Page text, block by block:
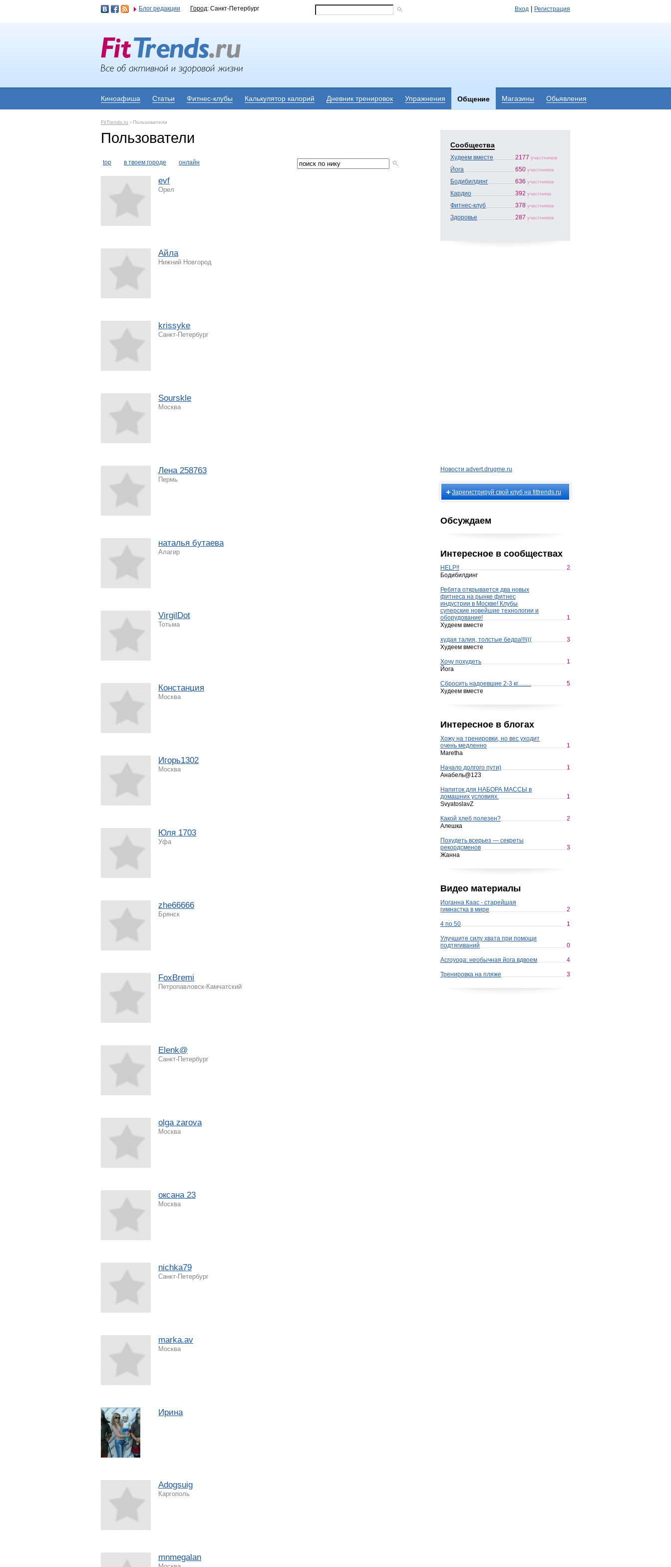
Блог редакции Город: Санкт-Петербург Вход Регистрация
Киноафиша Статьи Фитнес-клубы Калькулятор калорий Дневник тренировок Упражнения Общение Магазины Обьявления
FitTrends.ru › Пользователи
Пользователи
top в твоем городе онлайн
evf
Орел
Айла
Нижний Новгород
krissyke
Санкт-Петербург
Sourskle
Москва
Лена 258763
Пермь
наталья бутаева
Алагир
VirgilDot
Тотьма
Констанция
Москва
Игорь1302
Москва
Юля 1703
Уфа
zhe66666
Брянск
FoxBremi
Петропавловск-Камчатский
Elenk@
Санкт-Петербург
olga zarova
Москва
оксана 23
Москва
nichka79
Санкт-Петербург
marka.av
Москва
Ирина
Adogsuig
Каргополь
mnmegalan
Сообщества
Худеем вместе 2177 участников
Йога 650 участников
Бодибилдинг 636 участников
Кардио 392 участника
Фитнес-клуб 378 участников
Здоровье 287 участников
Новости advert.drugme.ru
Зарегистрируй свой клуб на fittrends.ru
Обсуждаем
Интересное в сообществах
HELP!!
2
Бодибилдинг
Ребята открывается два новых
фитнеса на рынке фитнес
индустрии в Москве! Клубы
суперские новейшие технологии и
оборудование!
1
Худеем вместе
худая талия, толстые бедра!!!(((
3
Худеем вместе
Хочу похудеть
1
Йога
Сбросить надоевшие 2-3 кг.........
5
Худеем вместе
Интересное в блогах
Хожу на тренировки, но вес уходит
очень медленно
1
Maretha
Начало долгого пути)
1
Анабель@123
Напиток для НАБОРА МАССЫ в
домашних условиях.
1
SvyatoslavZ
Какой хлеб полезен?
2
Алешка
Похудеть всерьез — секреты
рекордсменов
3
Жанна
Видео материалы
Иоганна Каас - старейшая
гимнастка в мире
2
4 по 50 1
Улучшите силу хвата при помощи
подтягиваний
0
Acroyoga: необычная йога вдвоем 4
Тренировка на пляже 3